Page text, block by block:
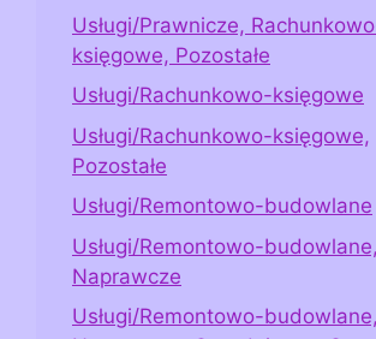
Usługi/Prawnicze,
księgowe, Pozostałe
Usługi/Rachunkowo-księgowe
Usługi/Rachunkowo-księgowe,
Pozostałe
Usługi/Remontowo-budowlane
Usługi/Remontowo-budowlane,
Naprawcze
Usługi/Remontowo-budowlane,